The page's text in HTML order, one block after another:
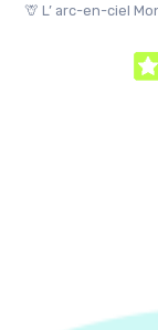
🦒 L’ arc-en-ciel